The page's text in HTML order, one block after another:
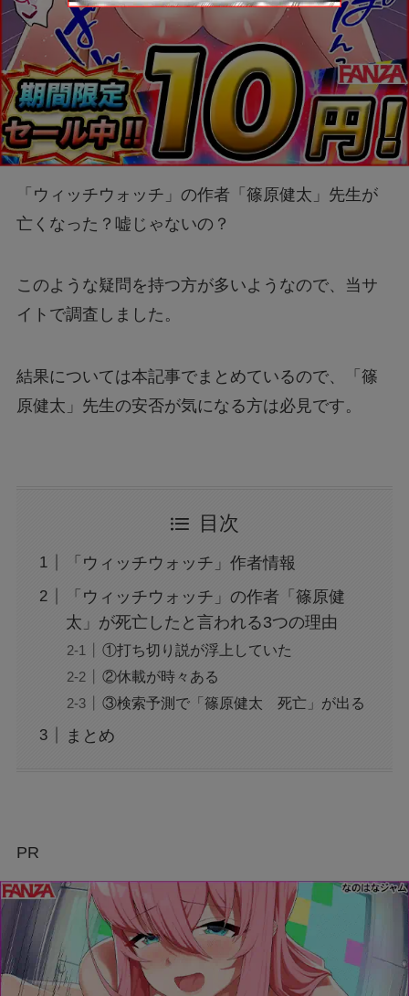
「ウィッチウォッチ」の作者「篠原健太」先生が
亡くなった？嘘じゃないの？
このような疑問を持つ方が多いようなので、当サ
イトで調査しました。
結果については本記事でまとめているので、「篠
原健太」先生の安否が気になる方は必見です。
目次
「ウィッチウォッチ」作者情報
「ウィッチウォッチ」の作者「篠原健
太」が死亡したと言われる3つの理由
①打ち切り説が浮上していた
②休載が時々ある
③検索予測で「篠原健太 死亡」が出る
まとめ
PR